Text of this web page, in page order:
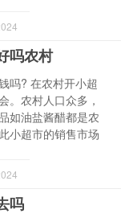
吗农村
吗? 在农村开小超
。农村人口众多，
如油盐酱醋都是农
小超市的销售市场
吗